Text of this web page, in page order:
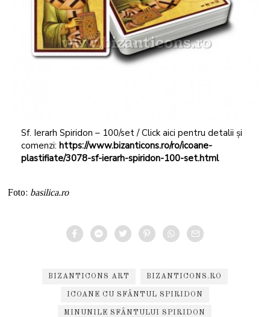
Sf. Ierarh Spiridon – 100/set / Click aici pentru detalii și
comenzi: https://www.bizanticons.ro/ro/icoane-
plastifiate/3078-sf-ierarh-spiridon-100-set.html
Foto: basilica.ro
BIZANTICONS ART BIZANTICONS.RO
ICOANE CU SFÂNTUL SPIRIDON
MINUNILE SFÂNTULUI SPIRIDON